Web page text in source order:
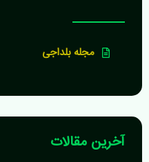
مجله بلداجی
آخرین مقالات